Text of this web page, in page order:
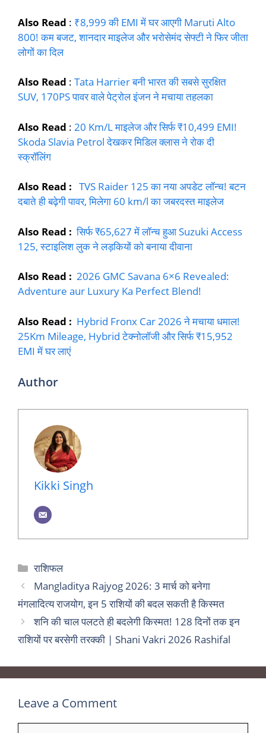
Also Read : ₹8,999 की EMI में घर आएगी Maruti Alto
800! कम बजट, शानदार माइलेज और भरोसेमंद सेफ्टी ने फिर जीता
लोगों का दिल
Also Read : Tata Harrier बनी भारत की सबसे सुरक्षित
SUV, 170PS पावर वाले पेट्रोल इंजन ने मचाया तहलका
Also Read : 20 Km/L माइलेज और सिर्फ ₹10,499 EMI!
Skoda Slavia Petrol देखकर मिडिल क्लास ने रोक दी
स्क्रॉलिंग
Also Read : TVS Raider 125 का नया अपडेट लॉन्च! बटन
दबाते ही बढ़ेगी पावर, मिलेगा 60 km/l का जबरदस्त माइलेज
Also Read : सिर्फ ₹65,627 में लॉन्च हुआ Suzuki Access
125, स्टाइलिश लुक ने लड़कियों को बनाया दीवाना
Also Read : 2026 GMC Savana 6×6 Revealed:
Adventure aur Luxury Ka Perfect Blend!
Also Read : Hybrid Fronx Car 2026 ने मचाया धमाल!
25Km Mileage, Hybrid टेक्नोलॉजी और सिर्फ ₹15,952
EMI में घर लाएं
Author
Kikki Singh
Categories
राशिफल
Mangladitya Rajyog 2026: 3 मार्च को बनेगा
मंगलादित्य राजयोग, इन 5 राशियों की बदल सकती है किस्मत
शनि की चाल पलटते ही बदलेगी किस्मत! 128 दिनों तक इन
राशियों पर बरसेगी तरक्की | Shani Vakri 2026 Rashifal
Leave a Comment